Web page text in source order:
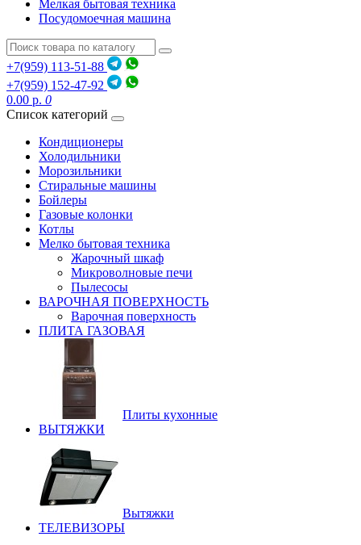
Мелкая бытовая техника
Посудомоечная машина
+7(959) 113-51-88
+7(959) 152-47-92
0.00 р. 0
Список категорий
Кондиционеры
Холодильники
Морозильники
Стиральные машины
Бойлеры
Газовые колонки
Котлы
Мелко бытовая техника
Жарочный шкаф
Микроволновые печи
Пылесосы
ВАРОЧНАЯ ПОВЕРХНОСТЬ
Варочная поверхность
ПЛИТА ГАЗОВАЯ
Плиты кухонные
ВЫТЯЖКИ
Вытяжки
ТЕЛЕВИЗОРЫ